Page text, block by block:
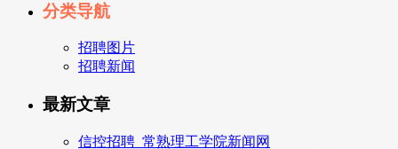
分类导航
招聘图片
招聘新闻
最新文章
信控招聘_常熟理工学院新闻网